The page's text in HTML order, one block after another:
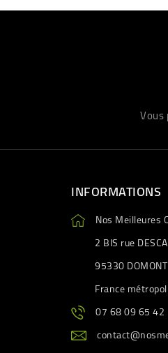
INFORMATIONS
Nos Meilleures
2 BIS rue
95330 DOMONT
France
07 68 09 65 42